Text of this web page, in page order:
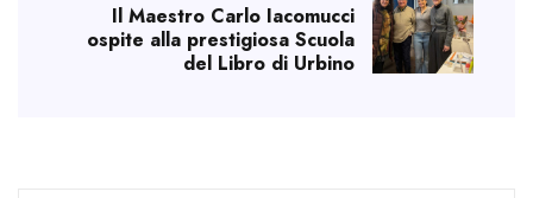
Il Maestro Carlo Iacomucci
ospite alla prestigiosa Scuola
del Libro di Urbino